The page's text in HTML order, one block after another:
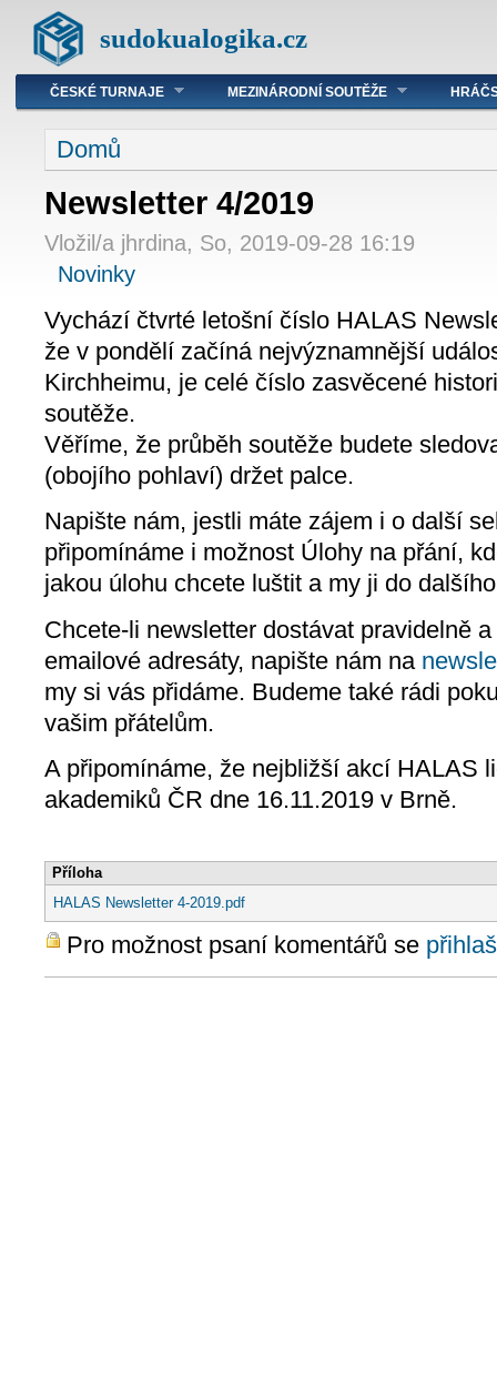
sudokualogika.cz
ČESKÉ TURNAJE MEZINÁRODNÍ SOUTĚŽE
Domů
Newsletter 4/2019
Vložil/a jhrdina, So, 2019-09-28 16:19
Novinky
Vychází čtvrté letošní číslo HALAS
že v pondělí začíná nejvýznamnější
Kirchheimu, je celé číslo zasvěcené
soutěže.
Věříme, že průběh soutěže budete
(obojího pohlaví) držet palce.
Napište nám, jestli máte zájem i o další
připomínáme i možnost Úlohy na přání,
jakou úlohu chcete luštit a my ji do
Chcete-li newsletter dostávat pravidelně
emailové adresáty, napište nám na
my si vás přidáme. Budeme také rádi
vašim přátelům.
A připomínáme, že nejbližší akcí HALAS
akademiků ČR dne 16.11.2019 v Brně.
Příloha
HALAS Newsletter 4-2019.pdf
Pro možnost psaní komentářů se